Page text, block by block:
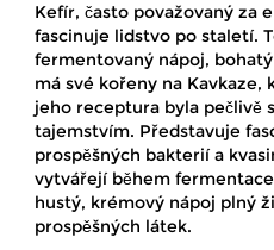
Kefír, často považovaný za
fascinuje lidstvo po staletí.
fermentovaný nápoj,
má své kořeny na Kavkaze,
jeho receptura byla pečlivě
tajemstvím. Představuje
prospěšných bakterií a
vytvářejí během
hustý, krémový nápoj plný
prospěšných látek.